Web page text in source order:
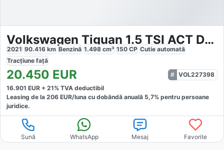
Volkswagen Tiguan 1.5 TSI ACT DSG Life
2021 90.416 km Benzină 1.498 cm³ 150 CP Cutie automată
Tracțiune față
20.450 EUR
VOL227398
16.901 EUR + 21% TVA deductibil
Leasing de la 206 EUR/luna cu dobăndă anuală 5,7% pentru persoane
juridice.
Sună WhatsApp Mesaj Favorite